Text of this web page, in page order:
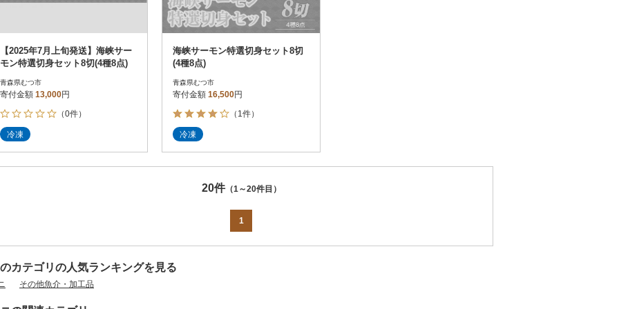
【2025年7月上旬発送】海峡サー
モン特選切身セット8切(4種8点)
青森県むつ市
寄付金額 13,000円
（0件）
冷凍
海峡サーモン特選切身セット8切
(4種8点)
青森県むつ市
寄付金額 16,500円
（1件）
冷凍
20件（1～20件目）
1
カテゴリの人気ランキングを見る
その他魚介・加工品